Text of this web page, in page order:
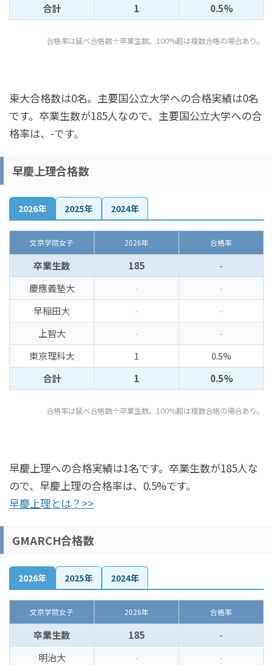
合計 1 0.5%
合格率は延べ合格数÷卒業生数。100%超は複数合格の場合あり。
東大合格数は0名。主要国公立大学への合格実績は0名
です。卒業生数が185人なので、主要国公立大学への合
格率は、-です。
早慶上理合格数
2026年 2025年 2024年
文京学院女子 2026年 合格率
卒業生数 185
-
慶應義塾大
-
-
早稲田大
-
-
上智大
-
-
東京理科大
1
0.5%
合計
1 0.5%
合格率は延べ合格数÷卒業生数。100%超は複数合格の場合あり。
早慶上理への合格実績は1名です。卒業生数が185人な
ので、早慶上理の合格率は、0.5%です。
早慶上理とは？>>
GMARCH合格数
2026年 2025年 2024年
文京学院女子 2026年 合格率
卒業生数 185
-
明治大
-
-